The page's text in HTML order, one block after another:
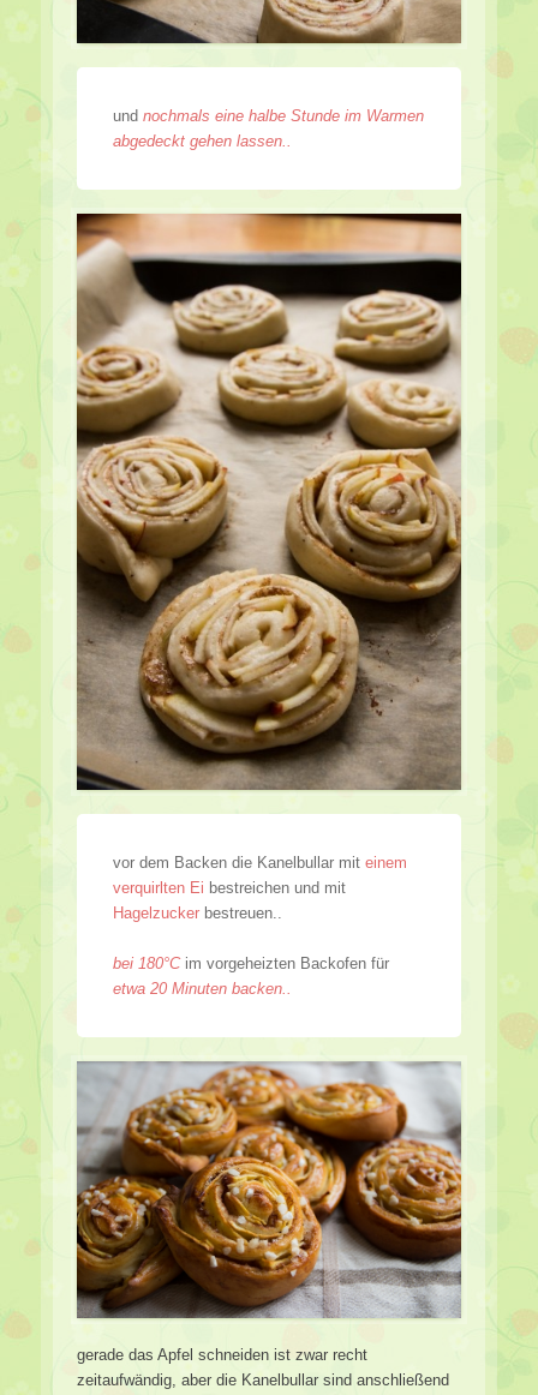
und nochmals eine halbe Stunde im Warmen
abgedeckt gehen lassen..
vor dem Backen die Kanelbullar mit einem
verquirlten Ei bestreichen und mit
Hagelzucker bestreuen..
bei 180°C im vorgeheizten Backofen für
etwa 20 Minuten backen..
gerade das Apfel schneiden ist zwar recht
zeitaufwändig, aber die Kanelbullar sind anschließend